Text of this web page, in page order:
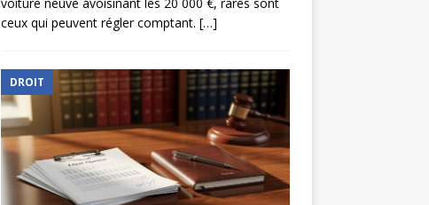
ceux qui peuvent régler comptant. […]
DROIT